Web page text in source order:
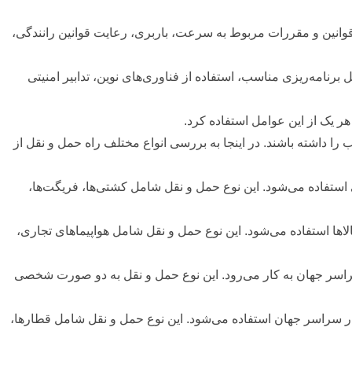
و مقررات مربوط به سرعت، باربری، رعایت قوانین رانندگی،
مناسب، استفاده از فناوری‌های نوین، تدابیر امنیتی
یک از این عوامل استفاده کرد.
داشته باشند. در اینجا به بررسی انواع مختلف راه حمل و نقل از
استفاده می‌شود. این نوع حمل و نقل شامل کشتی‌ها، فریگت‌ها،
استفاده می‌شود. این نوع حمل و نقل شامل هواپیماهای تجاری،
جهان به کار می‌رود. این نوع حمل و نقل به دو صورت شخصی
سراسر جهان استفاده می‌شود. این نوع حمل و نقل شامل قطارها،